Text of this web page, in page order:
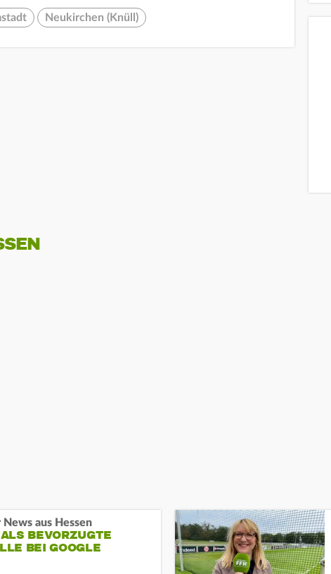
Neukirchen (Knüll)
News aus Hessen
BEVORZUGTE
BEI GOOGLE